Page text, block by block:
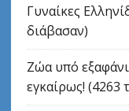
Γυναίκες
διάβασαν)
Ζώα υπό
εγκαίρως! (4263